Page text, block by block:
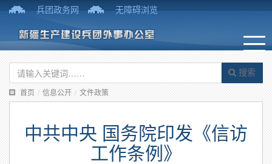
兵团政务网 无障碍浏览
搜索
首页 / 信息公开 / 文件政策
中共中央 国务院印发《信访
工作条例》